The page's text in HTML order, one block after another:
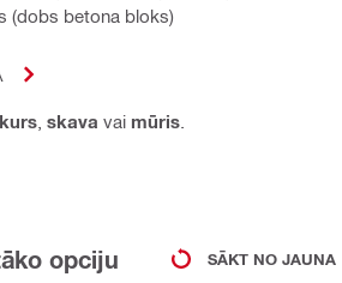
(dobs betona bloks)
skava vai mūris
opciju SĀKT NO JAUNA